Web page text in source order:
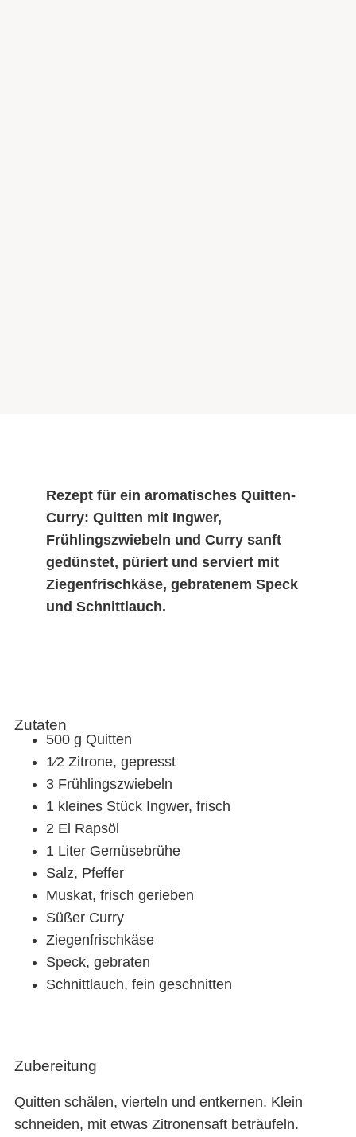
Rezept für ein aromatisches Quitten-
Curry: Quitten mit Ingwer,
Frühlingszwiebeln und Curry sanft
gedünstet, püriert und serviert mit
Ziegenfrischkäse, gebratenem Speck
und Schnittlauch.
Zutaten
500 g Quitten
1⁄2 Zitrone, gepresst
3 Frühlingszwiebeln
1 kleines Stück Ingwer, frisch
2 El Rapsöl
1 Liter Gemüsebrühe
Salz, Pfeffer
Muskat, frisch gerieben
Süßer Curry
Ziegenfrischkäse
Speck, gebraten
Schnittlauch, fein geschnitten
Zubereitung
Quitten schälen, vierteln und entkernen. Klein
schneiden, mit etwas Zitronensaft beträufeln.